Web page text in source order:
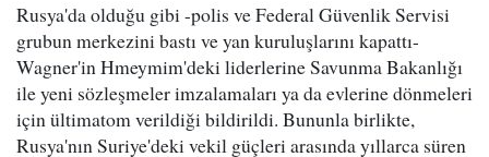
Rusya'da olduğu gibi -polis ve Federal Güvenlik Servisi
grubun merkezini bastı ve yan kuruluşlarını kapattı-
Wagner'in Hmeymim'deki liderlerine Savunma Bakanlığı
ile yeni sözleşmeler imzalamaları ya da evlerine dönmeleri
için ültimatom verildiği bildirildi. Bununla birlikte,
Rusya'nın Suriye'deki vekil güçleri arasında yıllarca süren